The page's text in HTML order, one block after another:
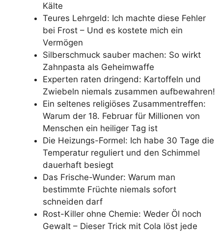
Kälte
Teures Lehrgeld: Ich machte diese Fehler
bei Frost – Und es kostete mich ein
Vermögen
Silberschmuck sauber machen: So wirkt
Zahnpasta als Geheimwaffe
Experten raten dringend: Kartoffeln und
Zwiebeln niemals zusammen aufbewahren!
Ein seltenes religiöses Zusammentreffen:
Warum der 18. Februar für Millionen von
Menschen ein heiliger Tag ist
Die Heizungs-Formel: Ich habe 30 Tage die
Temperatur reguliert und den Schimmel
dauerhaft besiegt
Das Frische-Wunder: Warum man
bestimmte Früchte niemals sofort
schneiden darf
Rost-Killer ohne Chemie: Weder Öl noch
Gewalt – Dieser Trick mit Cola löst jede